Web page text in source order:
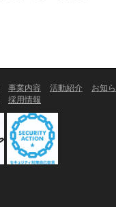
事業内容 活動紹介 お知
採用情報